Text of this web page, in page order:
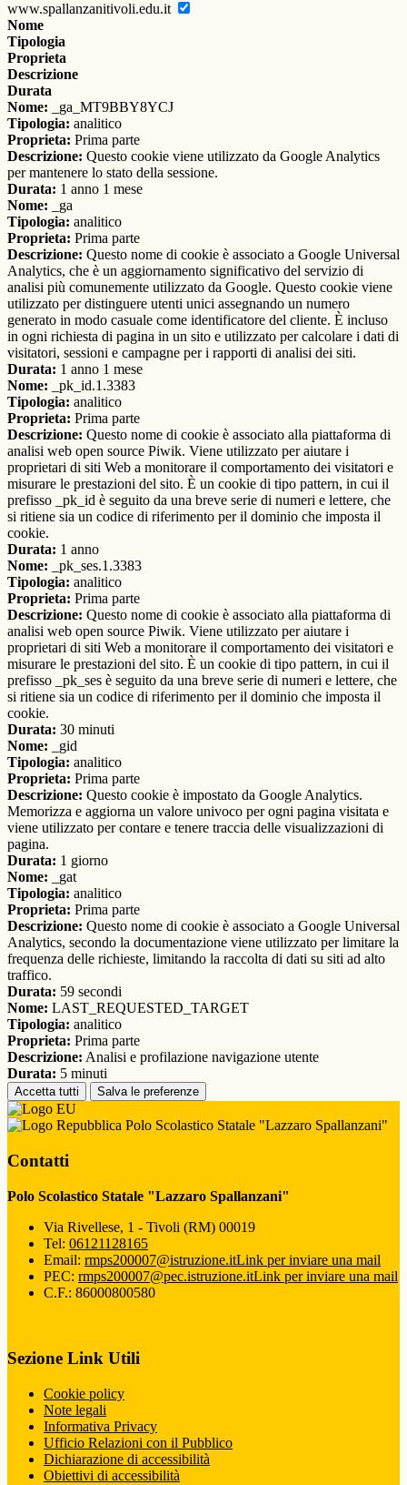
www.spallanzanitivoli.edu.it
Nome
Tipologia
Proprieta
Descrizione
Durata
Nome: _ga_MT9BBY8YCJ
Tipologia: analitico
Proprieta: Prima parte
Descrizione: Questo cookie viene utilizzato da Google Analytics
per mantenere lo stato della sessione.
Durata: 1 anno 1 mese
Nome: _ga
Tipologia: analitico
Proprieta: Prima parte
Descrizione: Questo nome di cookie è associato a Google Universal
Analytics, che è un aggiornamento significativo del servizio di
analisi più comunemente utilizzato da Google. Questo cookie viene
utilizzato per distinguere utenti unici assegnando un numero
generato in modo casuale come identificatore del cliente. È incluso
in ogni richiesta di pagina in un sito e utilizzato per calcolare i dati di
visitatori, sessioni e campagne per i rapporti di analisi dei siti.
Durata: 1 anno 1 mese
Nome: _pk_id.1.3383
Tipologia: analitico
Proprieta: Prima parte
Descrizione: Questo nome di cookie è associato alla piattaforma di
analisi web open source Piwik. Viene utilizzato per aiutare i
proprietari di siti Web a monitorare il comportamento dei visitatori e
misurare le prestazioni del sito. È un cookie di tipo pattern, in cui il
prefisso _pk_id è seguito da una breve serie di numeri e lettere, che
si ritiene sia un codice di riferimento per il dominio che imposta il
cookie.
Durata: 1 anno
Nome: _pk_ses.1.3383
Tipologia: analitico
Proprieta: Prima parte
Descrizione: Questo nome di cookie è associato alla piattaforma di
analisi web open source Piwik. Viene utilizzato per aiutare i
proprietari di siti Web a monitorare il comportamento dei visitatori e
misurare le prestazioni del sito. È un cookie di tipo pattern, in cui il
prefisso _pk_ses è seguito da una breve serie di numeri e lettere, che
si ritiene sia un codice di riferimento per il dominio che imposta il
cookie.
Durata: 30 minuti
Nome: _gid
Tipologia: analitico
Proprieta: Prima parte
Descrizione: Questo cookie è impostato da Google Analytics.
Memorizza e aggiorna un valore univoco per ogni pagina visitata e
viene utilizzato per contare e tenere traccia delle visualizzazioni di
pagina.
Durata: 1 giorno
Nome: _gat
Tipologia: analitico
Proprieta: Prima parte
Descrizione: Questo nome di cookie è associato a Google Universal
Analytics, secondo la documentazione viene utilizzato per limitare la
frequenza delle richieste, limitando la raccolta di dati su siti ad alto
traffico.
Durata: 59 secondi
Nome: LAST_REQUESTED_TARGET
Tipologia: analitico
Proprieta: Prima parte
Descrizione: Analisi e profilazione navigazione utente
Durata: 5 minuti
Accetta tutti Salva le preferenze
Polo Scolastico Statale "Lazzaro Spallanzani"
Contatti
Polo Scolastico Statale "Lazzaro Spallanzani"
Via Rivellese, 1 - Tivoli (RM) 00019
Tel: 06121128165
Email: rmps200007@istruzione.itLink per inviare una mail
PEC: rmps200007@pec.istruzione.itLink per inviare una mail
C.F.: 86000800580
Sezione Link Utili
Cookie policy
Note legali
Informativa Privacy
Ufficio Relazioni con il Pubblico
Dichiarazione di accessibilità
Obiettivi di accessibilità